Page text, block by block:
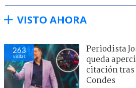
VISTO AHORA
263
visitas
Periodista
queda
citación tras
Condes